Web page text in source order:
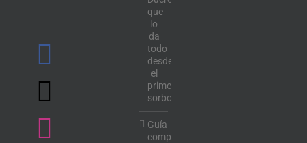
que
lo
da
todo
desde
el
primer
sorbo
Guía
completa